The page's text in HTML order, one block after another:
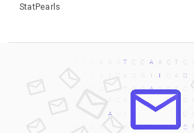
StatPearls